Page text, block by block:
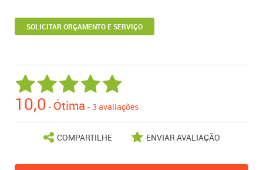
SOLICITAR ORÇAMENTO E SERVIÇO
10,0 - Ótima - 3 avaliações
COMPARTILHE ENVIAR AVALIAÇÃO